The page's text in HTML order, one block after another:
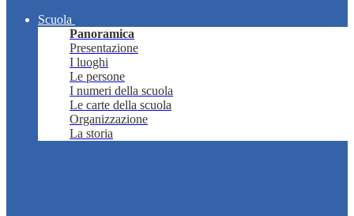
Scuola
Panoramica
Presentazione
I luoghi
Le persone
I numeri della scuola
Le carte della scuola
Organizzazione
La storia